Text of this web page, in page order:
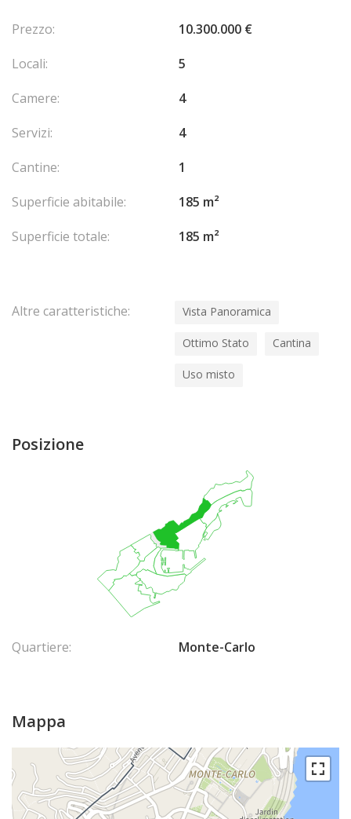
Prezzo:
10.300.000 €
Locali:
5
Camere:
4
Servizi:
4
Cantine:
1
Superficie abitabile:
185 m²
Superficie totale:
185 m²
Altre caratteristiche: Vista Panoramica
Ottimo Stato Cantina
Uso misto
Posizione
Quartiere: Monte-Carlo
Mappa